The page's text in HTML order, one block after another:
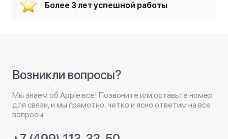
Более 3 лет успешной работы
Возникли вопросы?
Мы знаем об Apple все! Позвоните или оставьте номер
для связи, и мы грамотно, четко и ясно ответим на все
вопросы.